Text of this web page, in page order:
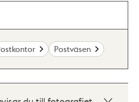
Postväsen